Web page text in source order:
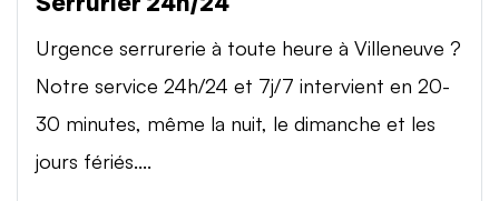
Urgence serrurerie à toute heure à Villeneuve ?
Notre service 24h/24 et 7j/7 intervient en 20-
30 minutes, même la nuit, le dimanche et les
jours fériés....